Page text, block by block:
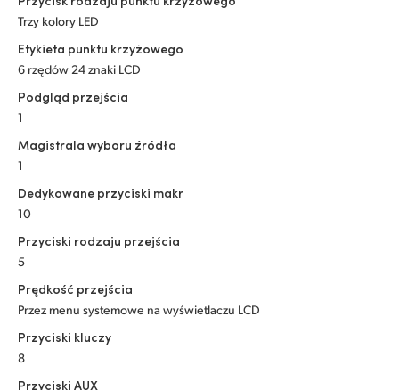
Trzy kolory LED
Etykieta punktu krzyżowego
6 rzędów 24 znaki LCD
Podgląd przejścia
1
Magistrala wyboru źródła
1
Dedykowane przyciski makr
10
Przyciski rodzaju przejścia
5
Prędkość przejścia
Przez menu systemowe na wyświetlaczu LCD
Przyciski kluczy
8
Przyciski AUX